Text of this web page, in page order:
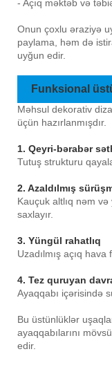
- Açıq məktəb və
Onun çoxlu əraziyə
paylama, həm də
uyğun edir.
Funksional
Məhsul dekorativ
üçün hazırlanmışdır.
1. Qeyri-bərabər
Tutuş strukturu
2. Azaldılmış
Kauçuk altlıq nəm
saxlayır.
3. Yüngül rahatlıq
Uzadılmış açıq
4. Tez quruyan
Ayaqqabı içərisində
Bu üstünlüklər
ayaqqabılarını
edir.